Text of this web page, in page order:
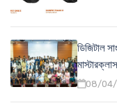
ডিজিটাল
মাস্টারক্লাস
08/